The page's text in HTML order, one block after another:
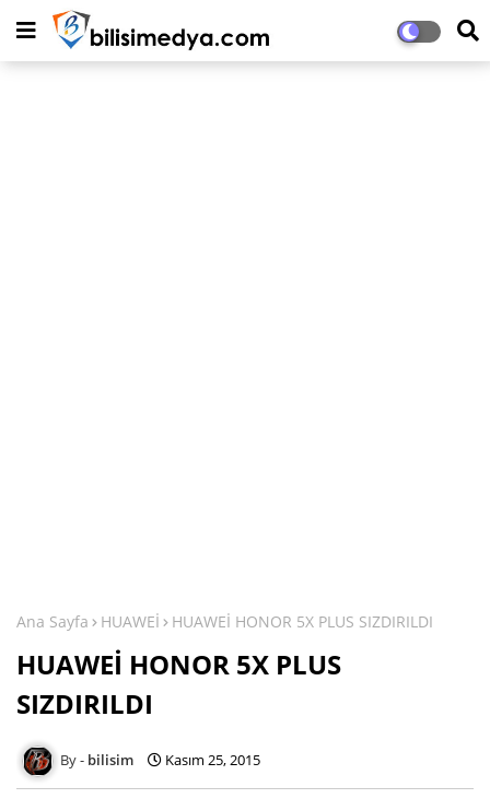
Ana Sayfa HUAWEİ HUAWEİ HONOR 5X PLUS SIZDIRILDI
HUAWEİ HONOR 5X PLUS
SIZDIRILDI
bilisim Kasım 25, 2015